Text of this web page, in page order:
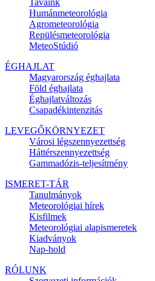
Humánmeteorológia
Agrometeorológia
Repülésmeteorológia
MeteoStúdió
ÉGHAJLAT
Magyarország éghajlata
Föld éghajlata
Éghajlatváltozás
Csapadékintenzitás
LEVEGŐKÖRNYEZET
Városi légszennyezettség
Háttérszennyezettség
Gammadózis-teljesítmény
ISMERET-TÁR
Tanulmányok
Meteorológiai hírek
Kisfilmek
Meteorológiai alapismeretek
Kiadványok
Nap-hold
RÓLUNK